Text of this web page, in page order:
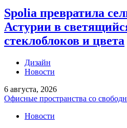
Spolia превратила
Астурии в
стеклоблоков и цвета
Дизайн
Новости
6 августа, 2026
Офисные пространства со
Новости